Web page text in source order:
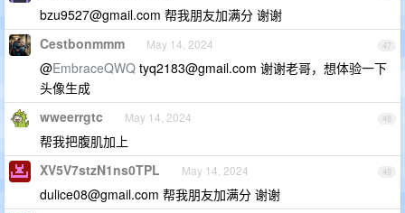
bzu9527@gmail.com 帮我朋友加满分 谢谢
47
Cestbonmmm May 14, 2024
@EmbraceQWQ tyq2183@gmail.com 谢谢老哥，想体验一下
头像生成
48
wweerrgtc May 14, 2024
帮我把腹肌加上
49
XV5V7stzN1ns0TPL May 14, 2024
dulice08@gmail.com 帮我朋友加满分 谢谢